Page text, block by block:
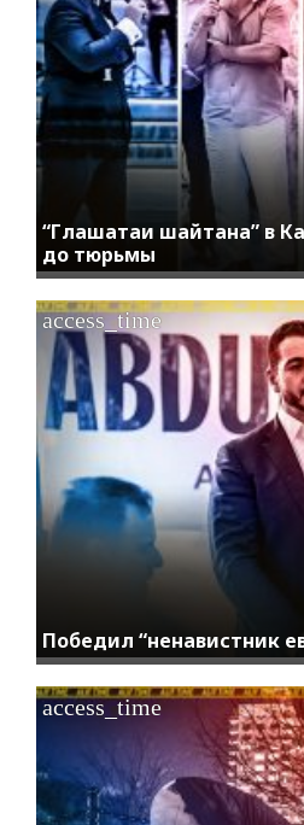
“Глашатаи шайтана” в
до тюрьмы
Победил “ненавистник
access_time
access_time